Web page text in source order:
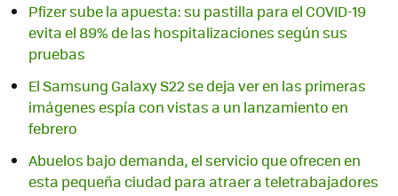
Pfizer sube la apuesta: su pastilla para el COVID-19
evita el 89% de las hospitalizaciones según sus
pruebas
El Samsung Galaxy S22 se deja ver en las primeras
imágenes espía con vistas a un lanzamiento en
febrero
Abuelos bajo demanda, el servicio que ofrecen en
esta pequeña ciudad para atraer a teletrabajadores